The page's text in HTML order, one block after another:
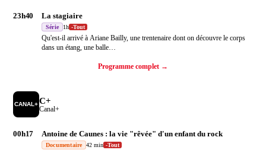
23h40 La stagiaire
Série 1h -Tout
Qu'est-il arrivé à Ariane Bailly, une trentenaire dont on découvre le corps
dans un étang, une balle…
Programme complet →
C+
Canal+
00h17 Antoine de Caunes : la vie "rêvée" d'un enfant du rock
Documentaire 42 min -Tout